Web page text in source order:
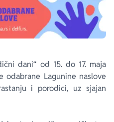
dani“ od 15. do 17. maja
odabrane Lagunine naslove
i porodici, uz sjajan